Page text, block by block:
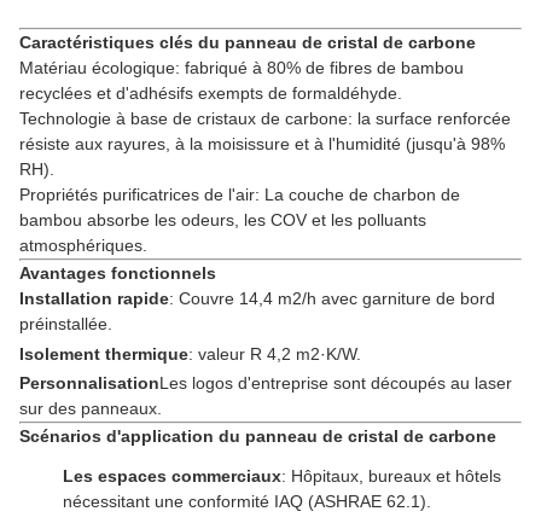
Caractéristiques clés du panneau de cristal de carbone
Matériau écologique: fabriqué à 80% de fibres de bambou
recyclées et d'adhésifs exempts de formaldéhyde.
Technologie à base de cristaux de carbone: la surface renforcée
résiste aux rayures, à la moisissure et à l'humidité (jusqu'à 98%
RH).
Propriétés purificatrices de l'air: La couche de charbon de
bambou absorbe les odeurs, les COV et les polluants
atmosphériques.
Avantages fonctionnels
Installation rapide: Couvre 14,4 m2/h avec garniture de bord
préinstallée.
Isolement thermique: valeur R 4,2 m2·K/W.
PersonnalisationLes logos d'entreprise sont découpés au laser
sur des panneaux.
Scénarios d'application du panneau de cristal de carbone
Les espaces commerciaux: Hôpitaux, bureaux et hôtels
nécessitant une conformité IAQ (ASHRAE 62.1).